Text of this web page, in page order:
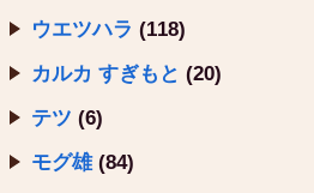
ウエツハラ (118)
カルカ すぎもと (20)
テツ (6)
モグ雄(84)